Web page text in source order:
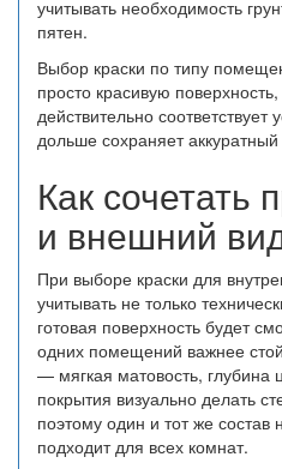
учитывать необходимость
пятен.
Выбор краски по типу
просто красивую
действительно соответствует
дольше сохраняет аккуратный
Как сочетать
и внешний
При выборе краски для
учитывать не только
готовая поверхность будет
одних помещений важнее
— мягкая матовость, глубина
покрытия визуально делать
поэтому один и тот же состав
подходит для всех комнат.